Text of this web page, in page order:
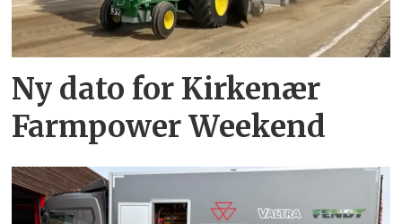
Ny dato for Kirkenær
Farmpower Weekend